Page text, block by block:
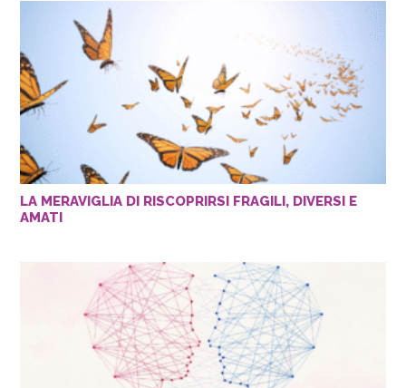
LA MERAVIGLIA DI RISCOPRIRSI FRAGILI, DIVERSI E
AMATI